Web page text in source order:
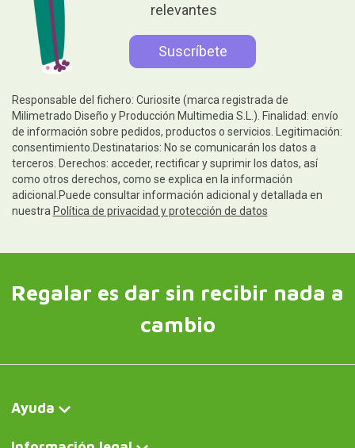
relevantes
Responsable del fichero: Curiosite (marca registrada de
Milimetrado Diseño y Producción Multimedia S.L.). Finalidad: envío
de información sobre pedidos, productos o servicios. Legitimación:
consentimiento.Destinatarios: No se comunicarán los datos a
terceros. Derechos: acceder, rectificar y suprimir los datos, así
como otros derechos, como se explica en la información
adicional.Puede consultar información adicional y detallada en
nuestra Política de privacidad y protección de datos
Regalar es dar sin recibir nada a
cambio
Ayuda